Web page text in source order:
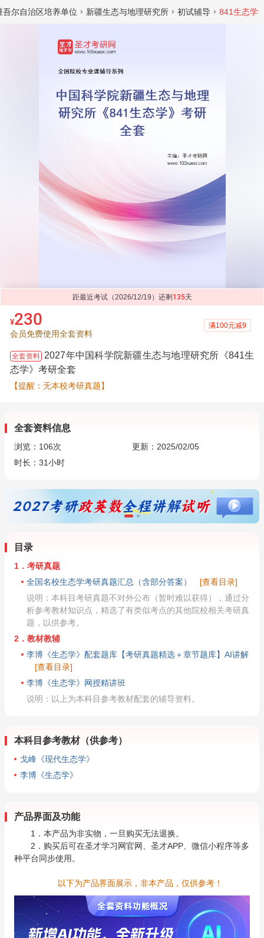
吾尔自治区培养单位 新疆生态与地理研究所 初试辅导 841生态学
距最近考试（2026/12/19）还剩 135天
¥230
会员免费使用全套资料
满100元减9
全套资料 2027年中国科学院新疆生态与地理研究所《841生
态学》考研全套
【提醒：无本校考研真题】
全套资料信息
浏览： 106次
更新：2025/02/05
时长：31小时
目录
1．考研真题
全国名校生态学考研真题汇总（含部分答案）
[查看目录]
说明：本科目考研真题不对外公布（暂时难以获得），通过分
析参考教材知识点，精选了有类似考点的其他院校相关考研真
题，以供参考。
2．教材教辅
李博《生态学》配套题库【考研真题精选＋章节题库】AI讲解
[查看目录]
李博《生态学》网授精讲班
说明：以上为本科目参考教材配套的辅导资料。
本科目参考教材（供参考）
戈峰《现代生态学》
李博《生态学》
产品界面及功能
1．本产品为非实物，一旦购买无法退换。
2．购买后可在圣才学习网官网、圣才APP、微信小程序等多
种平台同步使用。
以下为产品界面展示，非本产品，仅供参考！